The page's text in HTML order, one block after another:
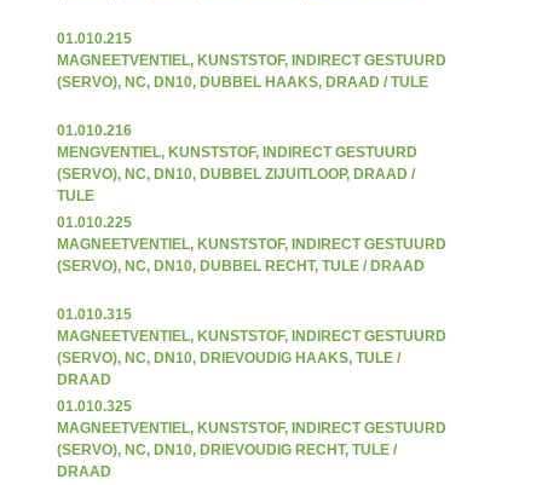
01.010.215
MAGNEETVENTIEL, KUNSTSTOF, INDIRECT GESTUURD
(SERVO), NC, DN10, DUBBEL HAAKS, DRAAD / TULE
01.010.216
MENGVENTIEL, KUNSTSTOF, INDIRECT GESTUURD
(SERVO), NC, DN10, DUBBEL ZIJUITLOOP, DRAAD /
TULE
01.010.225
MAGNEETVENTIEL, KUNSTSTOF, INDIRECT GESTUURD
(SERVO), NC, DN10, DUBBEL RECHT, TULE / DRAAD
01.010.315
MAGNEETVENTIEL, KUNSTSTOF, INDIRECT GESTUURD
(SERVO), NC, DN10, DRIEVOUDIG HAAKS, TULE /
DRAAD
01.010.325
MAGNEETVENTIEL, KUNSTSTOF, INDIRECT GESTUURD
(SERVO), NC, DN10, DRIEVOUDIG RECHT, TULE /
DRAAD